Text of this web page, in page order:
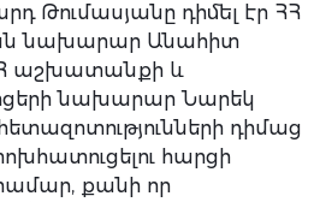
Թումասյանը դիմել էր ՀՀ
նախարար Անահիտ
աշխատանքի և
նախարար Նարեկ
դիմաց
հարցի
քանի որ